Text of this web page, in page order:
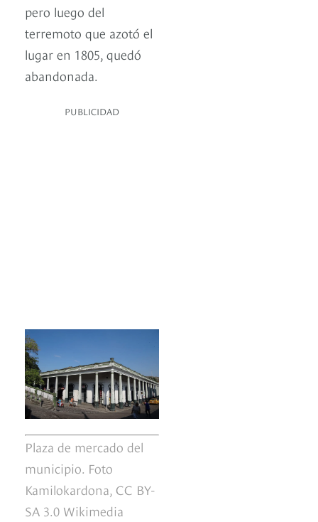
pero luego del
terremoto que azotó el
lugar en 1805, quedó
abandonada.
PUBLICIDAD
Plaza de mercado del
municipio. Foto
Kamilokardona, CC BY-
SA 3.0 Wikimedia